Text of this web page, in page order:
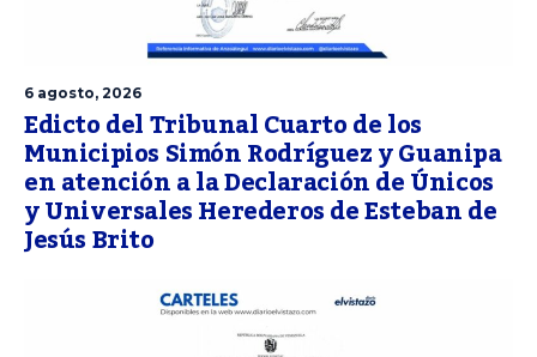
6 agosto, 2026
Edicto del Tribunal Cuarto de los
Municipios Simón Rodríguez y Guanipa
en atención a la Declaración de Únicos
y Universales Herederos de Esteban de
Jesús Brito